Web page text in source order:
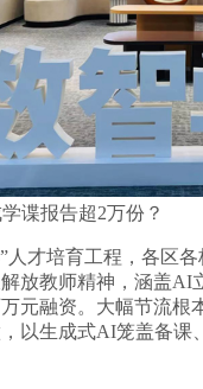
谍报告超2万份？
才培育工程，各区各
放教师精神，涵盖AI
元融资。大幅节流根
以生成式AI笼盖备课